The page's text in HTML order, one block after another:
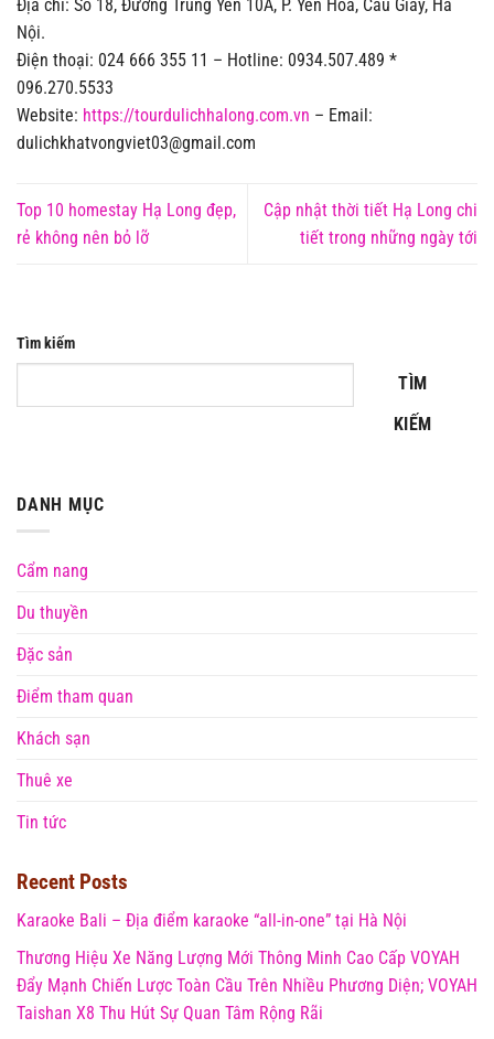
Địa chỉ: Số 18, Đường Trung Yên 10A, P. Yên Hòa, Cầu Giấy, Hà
Nội.
Điện thoại: 024 666 355 11 – Hotline: 0934.507.489 *
096.270.5533
Website: https://tourdulichhalong.com.vn – Email:
dulichkhatvongviet03@gmail.com
Top 10 homestay Hạ Long đẹp,
rẻ không nên bỏ lỡ
Cập nhật thời tiết Hạ Long chi
tiết trong những ngày tới
Tìm kiếm
TÌM
KIẾM
DANH MỤC
Cẩm nang
Du thuyền
Đặc sản
Điểm tham quan
Khách sạn
Thuê xe
Tin tức
Recent Posts
Karaoke Bali – Địa điểm karaoke “all-in-one” tại Hà Nội
Thương Hiệu Xe Năng Lượng Mới Thông Minh Cao Cấp VOYAH
Đẩy Mạnh Chiến Lược Toàn Cầu Trên Nhiều Phương Diện; VOYAH
Taishan X8 Thu Hút Sự Quan Tâm Rộng Rãi